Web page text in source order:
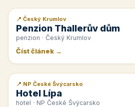
📰 PR článek
📍 Český Krumlov
Penzion Thallerův dům
penzion · Český Krumlov
Číst článek →
📰 PR článek
📍 NP České Švýcarsko
Hotel Lípa
hotel · NP České Švýcarsko